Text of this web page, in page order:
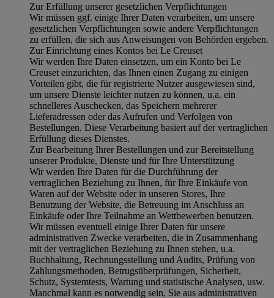
Zur Erfüllung unserer gesetzlichen Verpflichtungen
Wir müssen ggf. einige Ihrer Daten verarbeiten, um unsere
gesetzlichen Verpflichtungen sowie andere Verpflichtungen
zu erfüllen, die sich aus Anweisungen von Behörden ergeben.
Zur Einrichtung eines Kontos bei Le Creuset
Wir werden Ihre Daten einsetzen, um ein Konto bei Le
Creuset einzurichten, das Ihnen einen Zugang zu einigen
Vorteilen gibt, die für registrierte Nutzer ausgewiesen sind,
um unsere Dienste leichter nutzen zu können, u.a. ein
schnelleres Auschecken, das Speichern mehrerer
Lieferadressen oder das Aufrufen und Verfolgen von
Bestellungen. Diese Verarbeitung basiert auf der vertraglichen
Erfüllung dieses Dienstes.
Zur Bearbeitung Ihrer Bestellungen und zur Bereitstellung
unserer Produkte, Dienste und für Ihre Unterstützung
Wir werden Ihre Daten für die Durchführung der
vertraglichen Beziehung zu Ihnen, für Ihre Einkäufe von
Waren auf der Website oder in unseren Stores, Ihre
Benutzung der Website, die Betreuung im Anschluss an
Einkäufe oder Ihre Teilnahme an Wettbewerben benutzen.
Wir müssen eventuell einige Ihrer Daten für unsere
administrativen Zwecke verarbeiten, die in Zusammenhang
mit der vertraglichen Beziehung zu Ihnen stehen, u.a.
Buchhaltung, Rechnungsstellung und Audits, Prüfung von
Zahlungsmethoden, Betrugsüberprüfungen, Sicherheit,
Schutz, Systemtests, Wartung und statistische Analysen, usw.
Manchmal kann es notwendig sein, Sie aus administrativen